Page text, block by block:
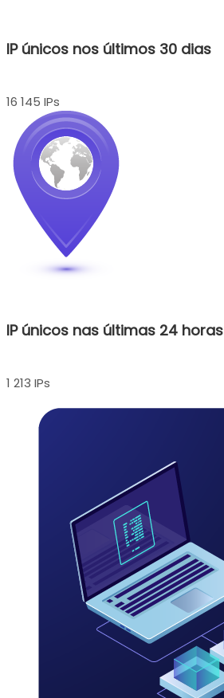
IP únicos nos últimos 30 dias
16 145 IPs
IP únicos nas últimas 24 horas
1 213 IPs